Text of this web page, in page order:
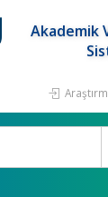
Akademik